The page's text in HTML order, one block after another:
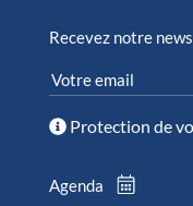
Recevez notre
Protection de
Agenda